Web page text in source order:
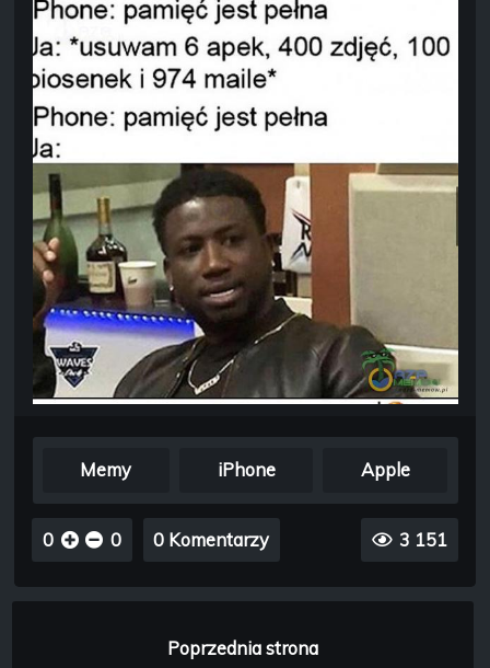
Memy iPhone Apple
0 0 0 Komentarzy 3 151
Poprzednia strona